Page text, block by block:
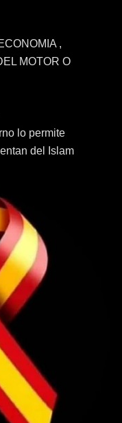
,
MOTOR O
lo permite
del Islam